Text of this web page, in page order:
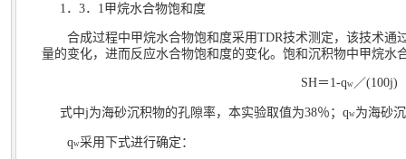
1 ． 3． 1 甲烷水合物饱和度
合成过程中甲烷水合物饱和度采用TDR技术测定，该技术通
量的变化，进而反应水合物饱和度的变化。饱和沉积物中甲烷水
SH＝ 1-qw ／(100j)
式中j为海砂沉积物的孔隙率，本实验取值为38％； qw为海砂
qw采用下式进行确定：